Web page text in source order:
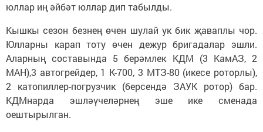
юллар иң әйбәт юллар дип табылды.
Кышкы сезон безнең өчен шулай ук бик җаваплы чор.
Юлларны карап тоту өчен дежур бригадалар эшли.
Аларның составында 5 берәмлек КДМ (3 КамАЗ, 2
МАН),3 автогрейдер, 1 К-700, 3 МТЗ-80 (икесе роторлы),
2 катопиллер-погрузчик (берсендә ЗАУК ротор) бар.
КДМнарда эшләүчеләрнең эше ике сменада
оештырылган.